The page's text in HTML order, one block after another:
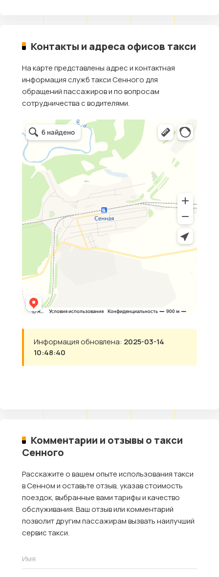
Контакты и адреса офисов такси
На карте представлены адрес и контактная
информация служб такси Сенного для
обращений пассажиров и по вопросам
сотрудничества с водителями.
Информация обновлена: 2025-03-14
10:48:40
Комментарии и отзывы о такси
Сенного
Расскажите о вашем опыте использования такси
в Сенном и оставьте отзыв, указав стоимость
поездок, выбранные вами тарифы и качество
обслуживания. Ваш отзыв или комментарий
позволит другим пассажирам вызвать наилучший
сервис такси.